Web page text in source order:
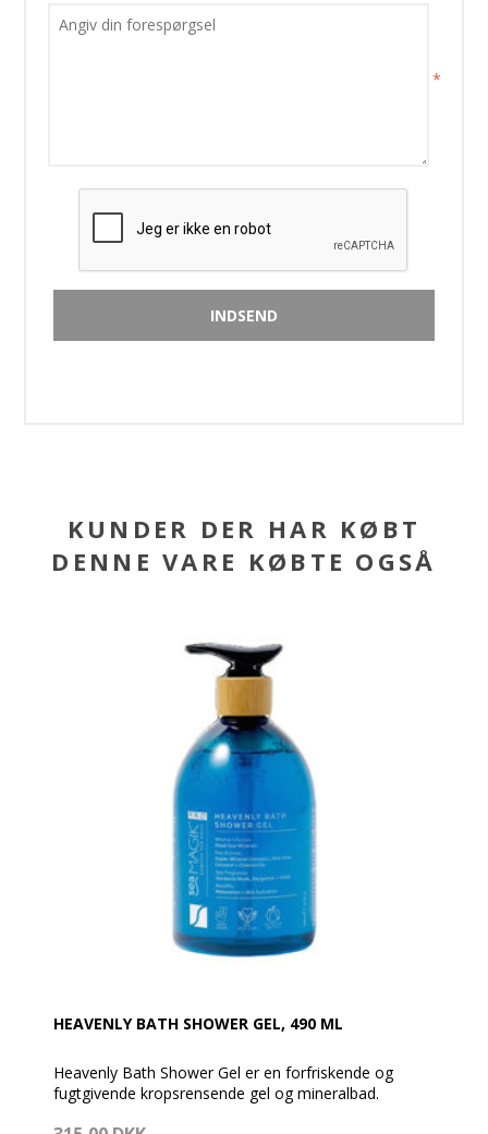
*
KUNDER DER HAR KØBT
DENNE VARE KØBTE OGSÅ
HEAVENLY BATH SHOWER GEL, 490 ML
Heavenly Bath Shower Gel er en forfriskende og
fugtgivende kropsrensende gel og mineralbad.